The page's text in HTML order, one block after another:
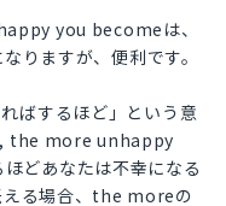
you becomeは、
りますが、便利です。
ばするほど」という意
the more unhappy
どあなたは不幸になる
える場合、the moreの